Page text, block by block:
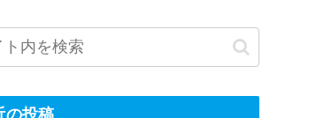
の投稿